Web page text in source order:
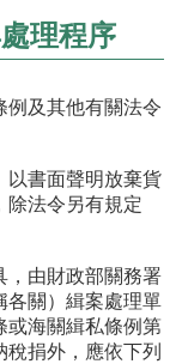
理程序
例及其他有關法令
以書面聲明放棄貨
除法令另有規定
，由財政部關務署
各關）緝案處理單
或海關緝私條例第
捐外，應依下列